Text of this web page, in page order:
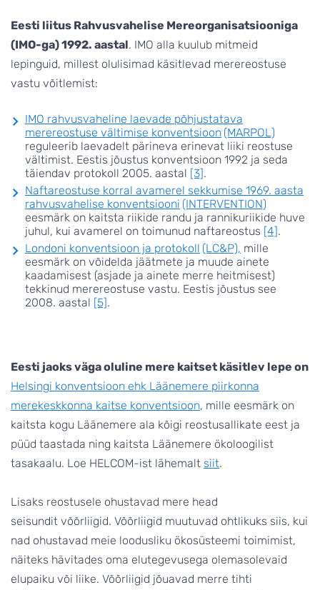
Eesti liitus Rahvusvahelise Mereorganisatsiooniga
(IMO-ga) 1992. aastal. IMO alla kuulub mitmeid
lepinguid, millest olulisimad käsitlevad merereostuse
vastu võitlemist:
IMO rahvusvaheline laevade põhjustatava
merereostuse vältimise konventsioon (MARPOL)
reguleerib laevadelt pärineva erinevat liiki reostuse
vältimist. Eestis jõustus konventsioon 1992 ja seda
täiendav protokoll 2005. aastal [3].
Naftareostuse korral avamerel sekkumise 1969. aasta
rahvusvahelise konventsiooni (INTERVENTION)
eesmärk on kaitsta riikide randu ja rannikuriikide huve
juhul, kui avamerel on toimunud naftareostus [4].
Londoni konventsioon ja protokoll (LC&P), mille
eesmärk on võidelda jäätmete ja muude ainete
kaadamisest (asjade ja ainete merre heitmisest)
tekkinud merereostuse vastu. Eestis jõustus see
2008. aastal [5].
Eesti jaoks väga oluline mere kaitset käsitlev lepe on
Helsingi konventsioon ehk Läänemere piirkonna
merekeskkonna kaitse konventsioon, mille eesmärk on
kaitsta kogu Läänemere ala kõigi reostusallikate eest ja
püüd taastada ning kaitsta Läänemere ökoloogilist
tasakaalu. Loe HELCOM-ist lähemalt siit.
Lisaks reostusele ohustavad mere head
seisundit võõrliigid. Võõrliigid muutuvad ohtlikuks siis, kui
nad ohustavad meie loodusliku ökosüsteemi toimimist,
näiteks hävitades oma elutegevusega olemasolevaid
elupaiku või liike. Võõrliigid jõuavad merre tihti